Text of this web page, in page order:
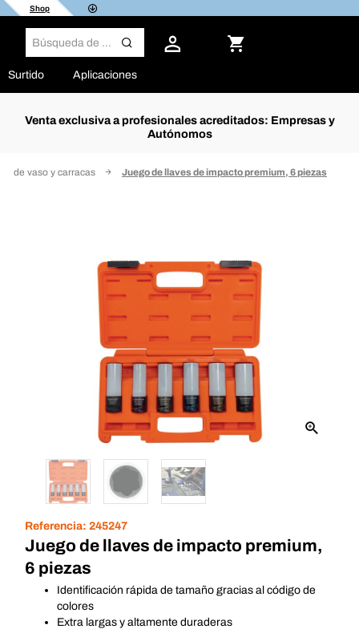
Shop
Surtido Aplicaciones
Venta exclusiva a profesionales acreditados: Empresas y
Autónomos
de vaso y carracas Juego de llaves de impacto premium, 6 piezas
Referencia: 245247
Juego de llaves de impacto premium,
6 piezas
Identificación rápida de tamaño gracias al código de
colores
Extra largas y altamente duraderas